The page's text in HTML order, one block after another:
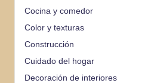
Cocina y comedor
Color y texturas
Construcción
Cuidado del hogar
Decoración de interiores